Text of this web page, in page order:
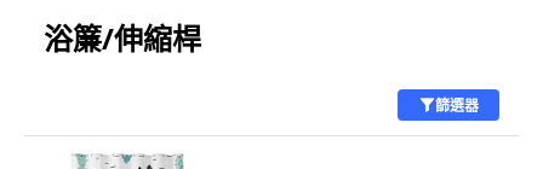
浴簾/伸縮桿
篩選器